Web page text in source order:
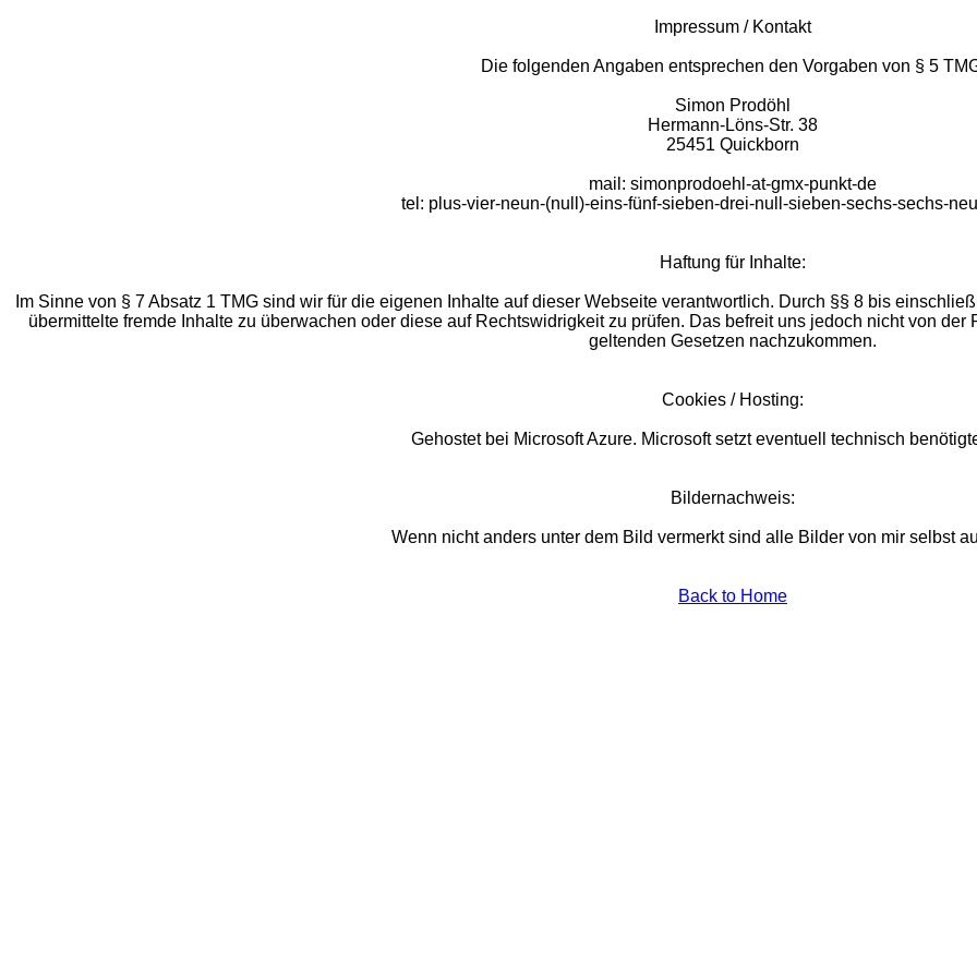
Impressum / Kontakt
Die folgenden Angaben entsprechen den Vorgaben von § 5
Simon Prodöhl
Hermann-Löns-Str. 38
25451 Quickborn
mail: simonprodoehl-at-gmx-punkt-de
tel: plus-vier-neun-(null)-eins-fünf-sieben-drei-null-sieben-sechs-sechs-
Haftung für Inhalte:
Im Sinne von § 7 Absatz 1 TMG sind wir für die eigenen Inhalte auf dieser Webseite verantwortlich. Durch §§ 8 bis
übermittelte fremde Inhalte zu überwachen oder diese auf Rechtswidrigkeit zu prüfen. Das befreit uns jedoch nicht von
geltenden Gesetzen nachzukommen.
Cookies / Hosting:
Gehostet bei Microsoft Azure. Microsoft setzt eventuell technisch
Bildernachweis:
Wenn nicht anders unter dem Bild vermerkt sind alle Bilder von mir selbst
Back to Home